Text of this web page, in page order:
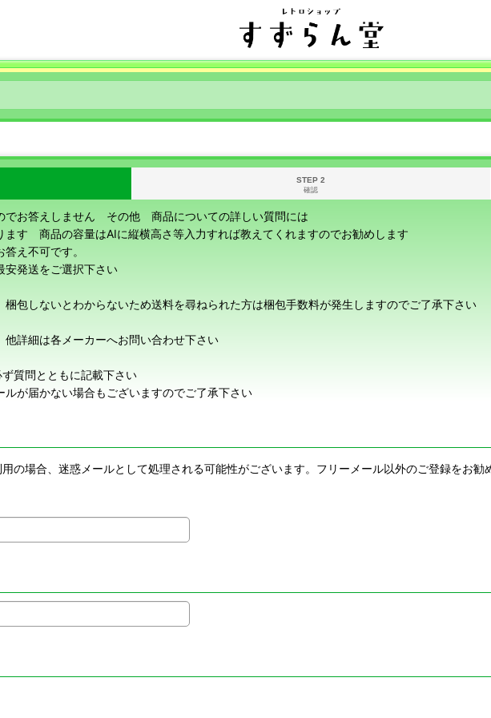
STEP 2
確認
でお答えしません その他 商品についての詳しい質問には
ます 商品の容量はAIに縦横高さ等入力すれば教えてくれますのでお勧めします
え不可です。
安発送をご選択下さい
包しないとわからないため送料を尋ねられた方は梱包手数料が発生しますのでご了承下さい
詳細は各メーカーへお問い合わせ下さい
質問とともに記載下さい
が届かない場合もございますのでご了承下さい
の場合、迷惑メールとして処理される可能性がございます。フリーメール以外のご登録をお